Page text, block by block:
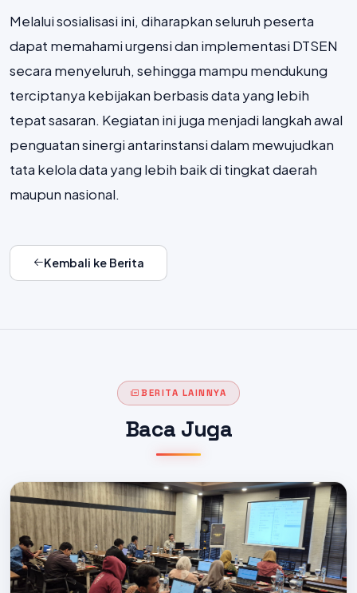
Melalui sosialisasi ini, diharapkan seluruh peserta
dapat memahami urgensi dan implementasi DTSEN
secara menyeluruh, sehingga mampu mendukung
terciptanya kebijakan berbasis data yang lebih
tepat sasaran. Kegiatan ini juga menjadi langkah awal
penguatan sinergi antarinstansi dalam mewujudkan
tata kelola data yang lebih baik di tingkat daerah
maupun nasional.
Kembali ke Berita
BERITA LAINNYA
Baca Juga